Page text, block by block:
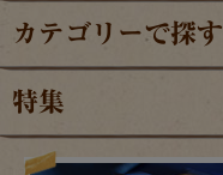
カテゴリーで探す
特集